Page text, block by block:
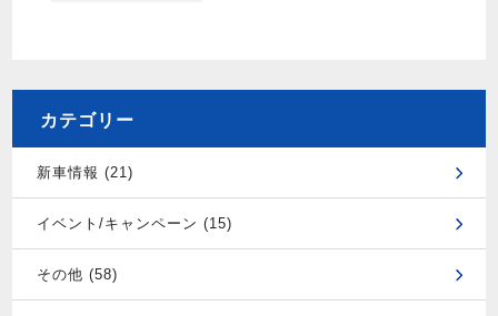
カテゴリー
新車情報 (21)
イベント/キャンペーン (15)
その他 (58)